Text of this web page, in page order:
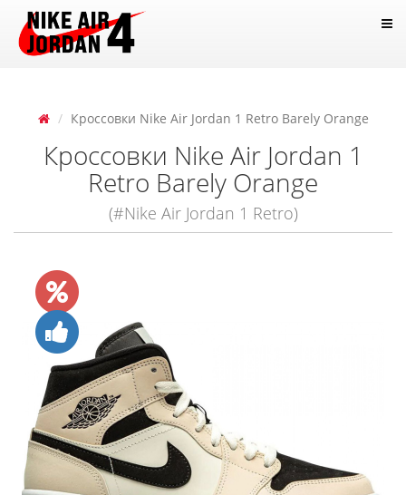
Кроссовки Nike Air Jordan 1 Retro Barely Orange
Кроссовки Nike Air Jordan 1
Retro Barely Orange
(#Nike Air Jordan 1 Retro)